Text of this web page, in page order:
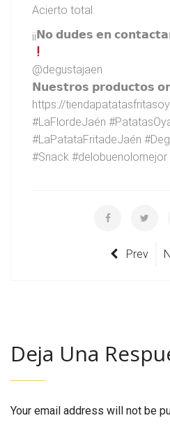
Acierto total.
¡¡𝗡𝗼 𝗱𝘂𝗱𝗲𝘀 𝗲𝗻
@degustajaen
𝗡𝘂𝗲𝘀𝘁𝗿𝗼𝘀 𝗽𝗿𝗼𝗱𝘂𝗰𝘁𝗼𝘀
https://
#LaFlordeJaén
#LaPatataFritadeJaén
#Snack #delobuenolomejor
Prev
Deja Una
Your email address will not be